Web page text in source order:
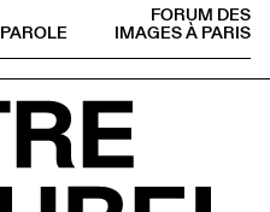
FORUM DES
IMAGES À PARIS
PAROLE